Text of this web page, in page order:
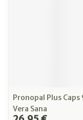
Pronopal Plus Caps
Vera Sana